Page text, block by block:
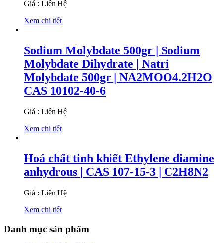
Giá : Liên Hệ
Xem chi tiết
Sodium Molybdate 500gr | Sodium
Molybdate Dihydrate | Natri
Molybdate 500gr | NA2MOO4.2H2O
CAS 10102-40-6
Giá : Liên Hệ
Xem chi tiết
Hoá chất tinh khiết Ethylene diamine
anhydrous | CAS 107-15-3 | C2H8N2
Giá : Liên Hệ
Xem chi tiết
Danh mục sản phẩm